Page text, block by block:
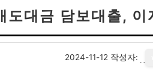
도대금 담보대출, 이
2024-11-12 작성자: